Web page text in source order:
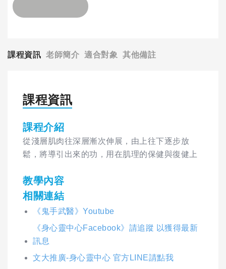
課程資訊 老師簡介 適合對象 其他備註
課程資訊
課程介紹
從淺層肌肉往深層漸次伸展，由上往下逐步放
鬆，將導引出來的功，用在肌理的保健與復健上
教學內容
相關連結
《鬼手武醫》Youtube
《身心靈中心Facebook》請追蹤 以獲得最新
訊息
文大推廣-身心靈中心 官方LINE請點我